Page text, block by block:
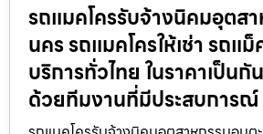
รถแมคโครรับจ้างนิคมอุตส
นคร รถแมคโครให้เช่า รถแ
บริการทั่วไทย ในราคาเป็นกั
ด้วยทีมงานที่มีประสบการณ์